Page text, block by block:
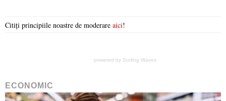
Citiți principiile noastre de moderare aici!
powered by Surfing Waves
ECONOMIC